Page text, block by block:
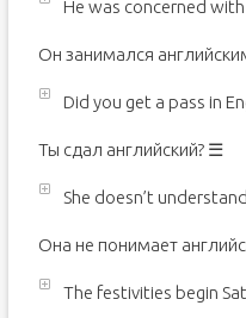
He was concerned with
Он занимался
Did you get a pass in
Ты сдал английский? ☰
She doesn’t
Она не понимает
The festivities begin